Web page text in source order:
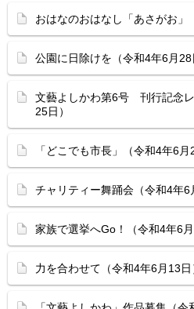
おはなのおはなし「あさがお」
公園に日除けを（令和4年6月28
文藝よしかわ第6号 刊行記念
25日）
「どこでも市長」（令和4年6月
チャリティー舞踊会（令和4年6
家族で選挙へGo！（令和4年6月
力を合わせて（令和4年6月13日